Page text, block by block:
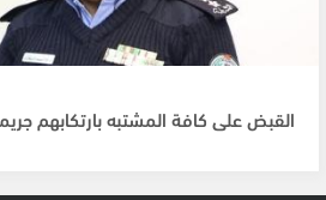
القبض على كافة المشتبه بارتكابهم